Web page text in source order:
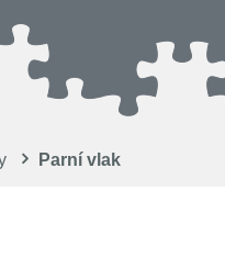
Parní vlak